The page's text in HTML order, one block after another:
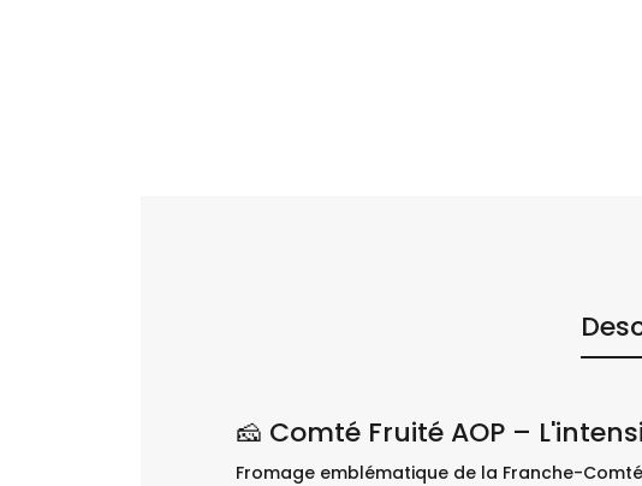
🧀 Comté Fruité AOP –
Fromage emblématique de la Franche-